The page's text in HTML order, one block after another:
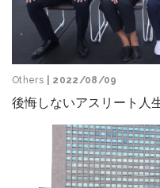
Others | 2022/08/09
後悔しないアスリート人